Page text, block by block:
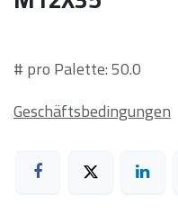
# pro Palette: 50.0
Geschäftsbedingungen